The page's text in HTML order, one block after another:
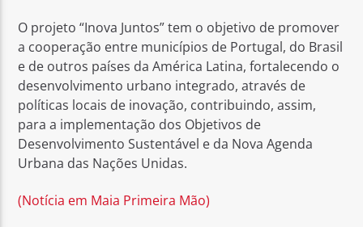
O projeto “Inova Juntos” tem o objetivo de promover
a cooperação entre municípios de Portugal, do Brasil
e de outros países da América Latina, fortalecendo o
desenvolvimento urbano integrado, através de
políticas locais de inovação, contribuindo, assim,
para a implementação dos Objetivos de
Desenvolvimento Sustentável e da Nova Agenda
Urbana das Nações Unidas.
(Notícia em Maia Primeira Mão)